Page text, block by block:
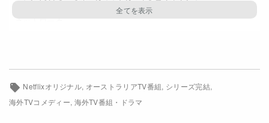
ネットワーク
Netflixオリジナル オーストラリアTV番組 シリーズ完結
海外TVコメディー 海外TV番組・ドラマ